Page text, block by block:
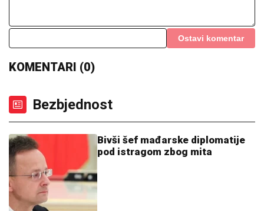
Ostavi komentar
KOMENTARI (0)
Bezbjednost
Bivši šef mađarske diplomatije
pod istragom zbog mita